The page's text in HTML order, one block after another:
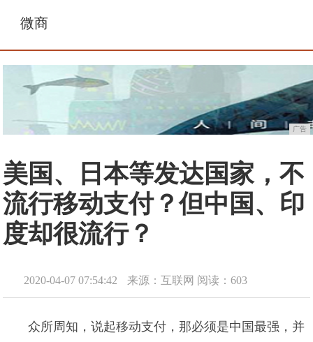
微商
广告
美国、日本等发达国家，不
流行移动支付？但中国、印
度却很流行？
2020-04-07 07:54:42 来源：互联网 阅读：603
众所周知，说起移动支付，那必须是中国最强，并